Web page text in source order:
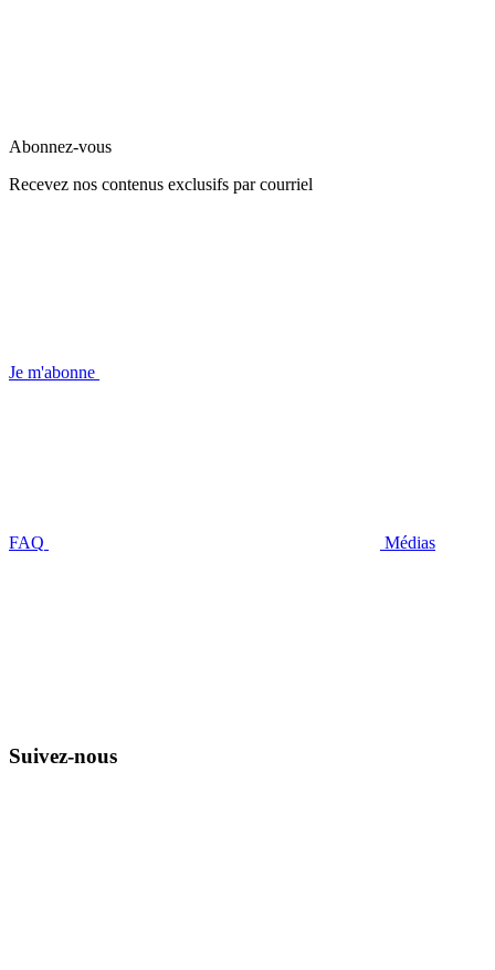
Abonnez-vous
Recevez nos contenus exclusifs par courriel
Je m'abonne
FAQ Médias
Suivez-nous